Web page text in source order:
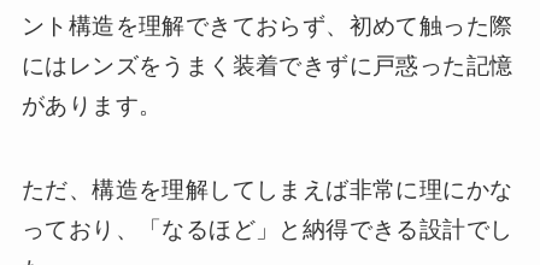
ント構造を理解できておらず、初めて触った際
にはレンズをうまく装着できずに戸惑った記憶
があります。
ただ、構造を理解してしまえば非常に理にかな
っており、「なるほど」と納得できる設計でし